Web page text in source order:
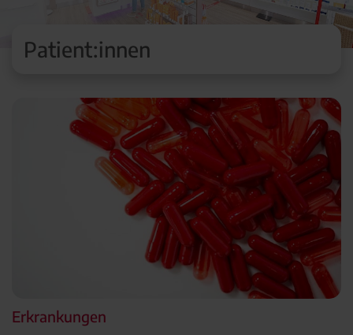
Patient:innen
Erkrankungen